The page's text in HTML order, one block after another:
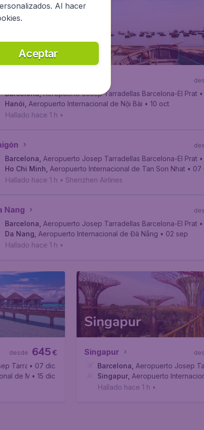
Vietnam
Barcelona, Aeropuerto Josep Tarradellas Barcelona-El Prat
Hanói Aeropuerto Internacional de Nội Bài • 10 oct
Hallado hace 1 h •
Barcelona Aeropuerto Josep Tarradellas Barcelona-El Prat
Ho Chi Minh Aeropuerto Internacional de Tan Son Nhat • 07
Hallado hace 1 h • Shenzhen Airlines
Nang
Barcelona Aeropuerto Josep Tarradellas Barcelona-El Prat
Da Nang Aeropuerto Internacional de Đà Nẵng • 02 sep
Hallado hace 1 h •
€
645
desde
Tarradellas Barcelona-El Prat
• 07 dic
de Malé• 15 dic
Singapur
Singapur
Barcelona Aeropuerto Josep
Singapur, Aeropuerto
Hallado hace 1 h •
Al hacer
Aceptar